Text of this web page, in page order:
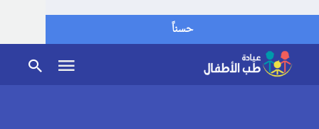
حسناً